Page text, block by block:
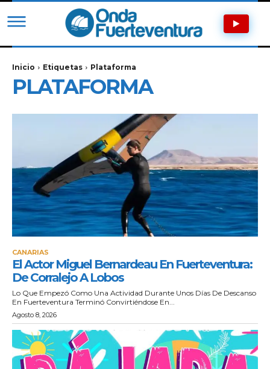
Inicio Etiquetas Plataforma
PLATAFORMA
CANARIAS
El Actor Miguel Bernardeau En Fuerteventura:
De Corralejo A Lobos
Lo Que Empezó Como Una Actividad Durante Unos Días De Descanso
En Fuerteventura Terminó Convirtiéndose En...
Agosto 8, 2026